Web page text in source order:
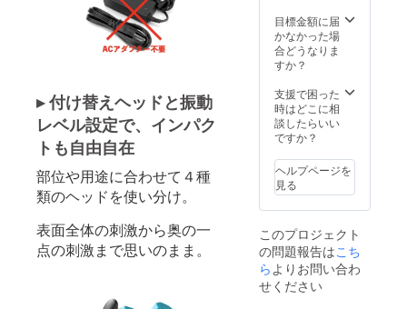
▸ 付け替えヘッドと振動
レベル設定で、インパク
トも自由自在
部位や用途に合わせて４種
類のヘッドを使い分け。
表面全体の刺激から奥の一
点の刺激まで思いのまま。
額は、
税込・
送料込
の価格
目標金額に届
かなかった場
合どうなりま
すか？
支援で困った
時はどこに相
談したらいい
ですか？
ヘルプページを
見る
このプロジェクト
の問題報告はこち
ら よりお問い合わ
せください